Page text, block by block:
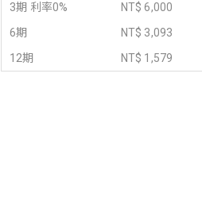
3期 利率0%
NT$ 6,000
6期
NT$ 3,093
12期
NT$ 1,579